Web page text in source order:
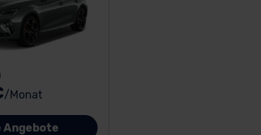
/Monat
Angebote